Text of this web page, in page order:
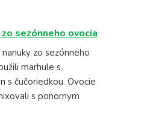
sezónneho ovocia
zo sezónneho
marhule s
s čučoriedkou. Ovocie
s ponornym